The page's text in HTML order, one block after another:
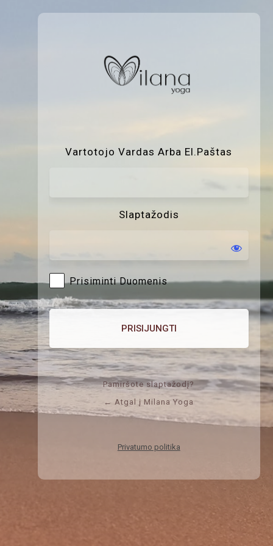
Vartotojo Vardas Arba El.paštas
Slaptažodis
Prisiminti Duomenis
Pamiršote slaptažodį?
← Atgal į Milana Yoga
Privatumo politika